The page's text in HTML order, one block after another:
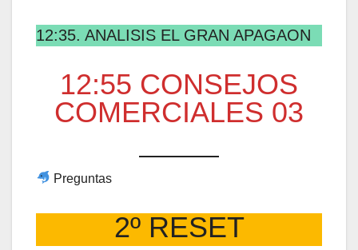
12:35. ANALISIS EL GRAN APAGAON
12:55 CONSEJOS
COMERCIALES 03
Preguntas
2º RESET